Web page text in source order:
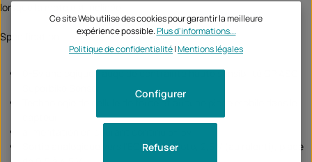
lorsque la moto est inclinée.
Spécification :
0-5v analogique, jauge de contrainte haute sensibilité GP ASG
Technologie de cellule de force et aucune pièce mobile dans le
Sortie analogique vers l'ECU de la moto, 2,5 V (au ralenti), plage
Ce site Web utilise des cookies pour garantir la meilleure
expérience possible.Plus d'informations...
Politique de confidentialité|Mentions légales
Refuser
Configurer